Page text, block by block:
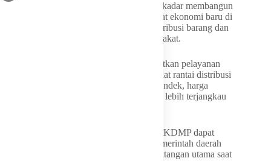
Menurut JKA, kehadiran KDMP bukan sekadar membangun
gedung koperasi, tetapi menghadirkan pusat ekonomi baru di
nagari yang mampu memangkas rantai distribusi barang dan
menjaga stabilitas harga kebutuhan masyarakat.
“Tujuan utama KDMP ini adalah mendekatkan pelayanan
kepada masyarakat sekaligus mempersingkat rantai distribusi
barang. Dengan rantai pasok yang lebih pendek, harga
kebutuhan masyarakat diharapkan menjadi lebih terjangkau
Ia juga menekankan bahwa pembangunan KDMP dapat
memanfaatkan aset nagari maupun aset pemerintah daerah
sesuai ketentuan yang berlaku. Namun, tantangan utama saat